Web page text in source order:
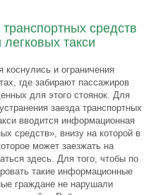
средств
легковых такси
и ограничения
где забирают пассажиров
для этого стоянок. Для
заезда транспортных
вводится информационная
средств», внизу на которой в
может заезжать на
здесь. Для того, чтобы по
такие информационные
граждане не нарушали